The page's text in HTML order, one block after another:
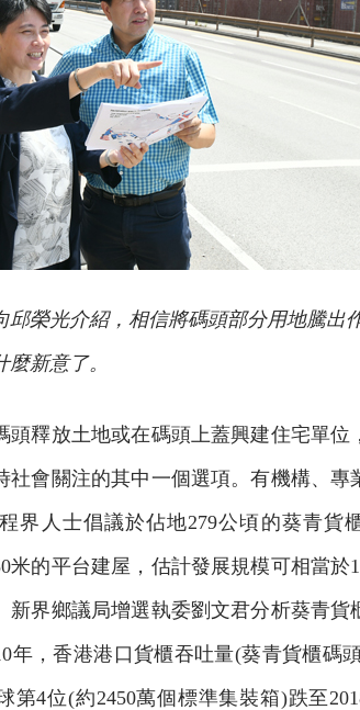
邱榮光介紹，相信將碼頭部分用地騰出
新意了。
釋放土地或在碼頭上蓋興建住宅單位
社會關注的其中一個選項。有機構、專
界人士倡議於佔地279公頃的葵青貨
米的平台建屋，估計發展規模可相當於
新界鄉議局增選執委劉文君分析葵青貨
年，香港港口貨櫃吞吐量(葵青貨櫃碼
第4位(約2450萬個標準集裝箱)跌至